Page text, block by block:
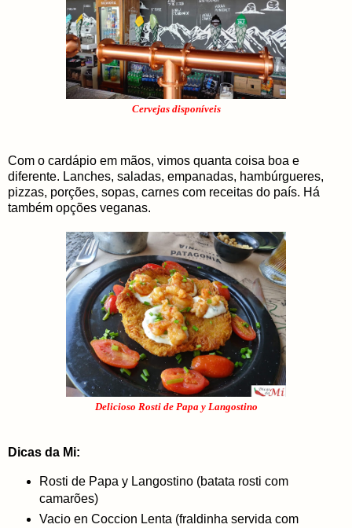
Cervejas disponíveis
Com o cardápio em mãos, vimos quanta coisa boa e
diferente. Lanches, saladas, empanadas, hambúrgueres,
pizzas, porções, sopas, carnes com receitas do país. Há
também opções veganas.
Delicioso Rosti de Papa y Langostino
Dicas da Mi:
Rosti de Papa y Langostino (batata rosti com
camarões)
Vacio en Coccion Lenta (fraldinha servida com